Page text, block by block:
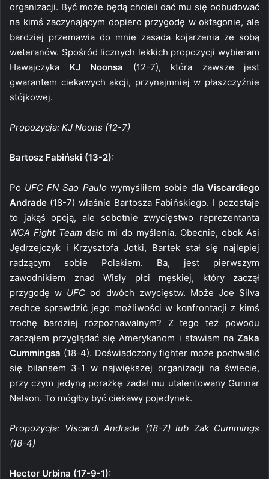
organizacji. Być może będą chcieli dać mu się odbudować
na kimś zaczynającym dopiero przygodę w oktagonie, ale
bardziej przemawia do mnie zasada kojarzenia ze sobą
weteranów. Spośród licznych lekkich propozycji wybieram
Hawajczyka KJ Noonsa (12-7), która zawsze jest
gwarantem ciekawych akcji, przynajmniej w płaszczyźnie
stójkowej.
Propozycja: KJ Noons (12-7)
Bartosz Fabiński (13-2):
Po UFC FN Sao Paulowymyśliłem sobie dla Viscardiego
Andrade (18-7) właśnie Bartosza Fabińskiego. I pozostaje
to jakąś opcją, ale sobotnie zwycięstwo reprezentanta
WCA Fight Team dało mi do myślenia. Obecnie, obok Asi
Jędrzejczyk i Krzysztofa Jotki, Bartek stał się najlepiej
radzącym sobie Polakiem. Ba, jest pierwszym
zawodnikiem znad Wisły płci męskiej, który zaczął
przygodę w UFC od dwóch zwycięstw. Może Joe Silva
zechce sprawdzić jego możliwości w konfrontacji z kimś
trochę bardziej rozpoznawalnym? Z tego też powodu
zacząłem przyglądać się Amerykanom i stawiam na Zaka
Cummingsa (18-4). Doświadczony fighter może pochwalić
się bilansem 3-1 w największej organizacji na świecie,
przy czym jedyną porażkę zadał mu utalentowany Gunnar
Nelson. To mógłby być ciekawy pojedynek.
Propozycja: Viscardi Andrade (18-7) lub Zak Cummings
(18-4)
Hector Urbina (17-9-1):